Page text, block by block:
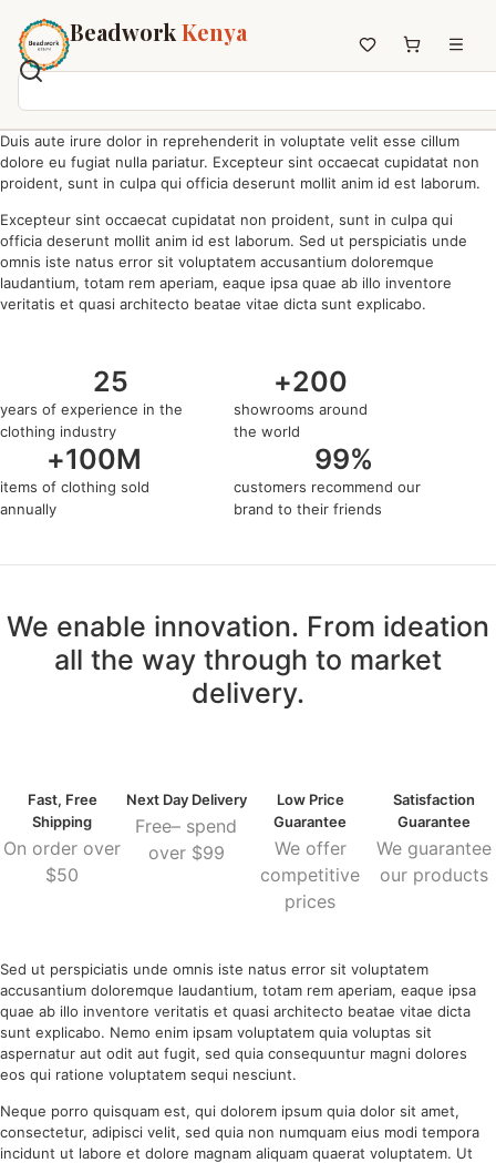
BeadworkKenya
Home
All Beadwork
Necklaces
Wristbands
Anklets
Non-African Brands
Other Aesthetics
About us
Contact
Login / Register
Duis aute irure dolor in reprehenderit in voluptate velit esse cillum
dolore eu fugiat nulla pariatur. Excepteur sint occaecat cupidatat non
proident, sunt in culpa qui officia deserunt mollit anim id est laborum.
Excepteur sint occaecat cupidatat non proident, sunt in culpa qui
officia deserunt mollit anim id est laborum. Sed ut perspiciatis unde
omnis iste natus error sit voluptatem accusantium doloremque
laudantium, totam rem aperiam, eaque ipsa quae ab illo inventore
veritatis et quasi architecto beatae vitae dicta sunt explicabo.
years of experience in the
clothing industry
25
showrooms around
the world
+200
items of clothing sold
annually
+100M
customers recommend our
brand to their friends
99%
We enable innovation. From ideation
all the way through to market
delivery.
Fast, Free
Shipping
On order over
$50
Next Day Delivery
Free– spend
over $99
Low Price
Guarantee
We offer
competitive
prices
Satisfaction
Guarantee
We guarantee
our products
Sed ut perspiciatis unde omnis iste natus error sit voluptatem
accusantium doloremque laudantium, totam rem aperiam, eaque ipsa
quae ab illo inventore veritatis et quasi architecto beatae vitae dicta
sunt explicabo. Nemo enim ipsam voluptatem quia voluptas sit
aspernatur aut odit aut fugit, sed quia consequuntur magni dolores
eos qui ratione voluptatem sequi nesciunt.
Neque porro quisquam est, qui dolorem ipsum quia dolor sit amet,
consectetur, adipisci velit, sed quia non numquam eius modi tempora
incidunt ut labore et dolore magnam aliquam quaerat voluptatem. Ut